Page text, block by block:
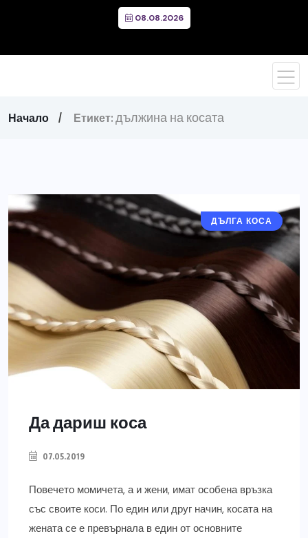
08.08.2026
Начало Етикет: дължина на косата
ДЪЛГА КОСА
Да дариш коса
07.05.2019
Повечето момичета, а и жени, имат особена връзка
със своите коси. По един или друг начин, косата на
жената се е превърнала в един от основните